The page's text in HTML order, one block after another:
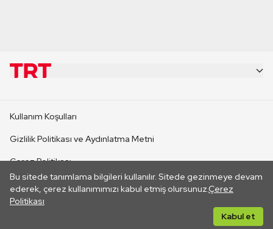
Bu sitede tanımlama bilgileri kullanılır. Sitede gezinmeye devam
ederek, çerez kullanımımızı kabul etmiş olursunuz.Çerez
Politikası
Kabul et
CANLI YAYINLAR
Kullanım Koşulları
Gizlilik Politikası ve Aydınlatma Metni
Çerez Politikası
İletişim
Her hakkı saklıdır. ©2026 TRT. Bağlantı yoluyla gidilen dış